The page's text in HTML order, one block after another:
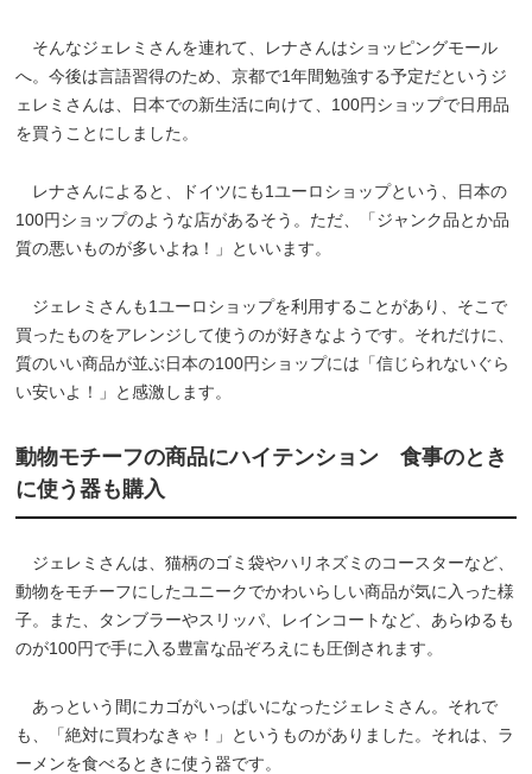
そんなジェレミさんを連れて、レナさんはショッピングモール
へ。今後は言語習得のため、京都で1年間勉強する予定だというジ
ェレミさんは、日本での新生活に向けて、100円ショップで日用品
を買うことにしました。
レナさんによると、ドイツにも1ユーロショップという、日本の
100円ショップのような店があるそう。ただ、「ジャンク品とか品
質の悪いものが多いよね！」といいます。
ジェレミさんも1ユーロショップを利用することがあり、そこで
買ったものをアレンジして使うのが好きなようです。それだけに、
質のいい商品が並ぶ日本の100円ショップには「信じられないぐら
い安いよ！」と感激します。
動物モチーフの商品にハイテンション 食事のとき
に使う器も購入
ジェレミさんは、猫柄のゴミ袋やハリネズミのコースターなど、
動物をモチーフにしたユニークでかわいらしい商品が気に入った様
子。また、タンブラーやスリッパ、レインコートなど、あらゆるも
のが100円で手に入る豊富な品ぞろえにも圧倒されます。
あっという間にカゴがいっぱいになったジェレミさん。それで
も、「絶対に買わなきゃ！」というものがありました。それは、ラ
ーメンを食べるときに使う器です。